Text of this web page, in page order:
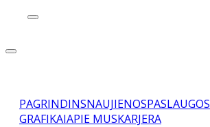
PAGRINDINSNAUJIENOSPASLAUGOS
GRAFIKAIAPIE MUSKARJERA